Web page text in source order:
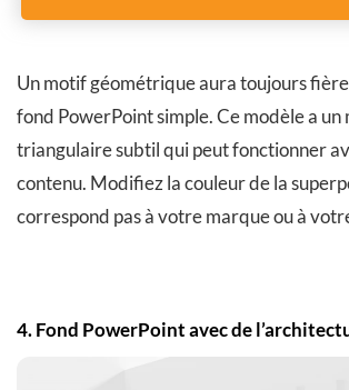
Un motif géométrique aura toujours
fond PowerPoint simple. Ce modèle a un
triangulaire subtil qui peut fonctionner
contenu. Modifiez la couleur de la
correspond pas à votre marque ou à
4. Fond PowerPoint avec de